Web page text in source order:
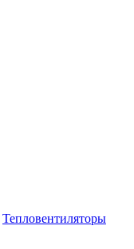
Тепловентиляторы